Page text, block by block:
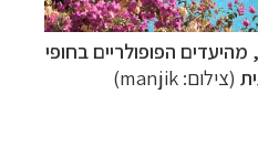
הפופולריים בחופי
(צילום: manjik)